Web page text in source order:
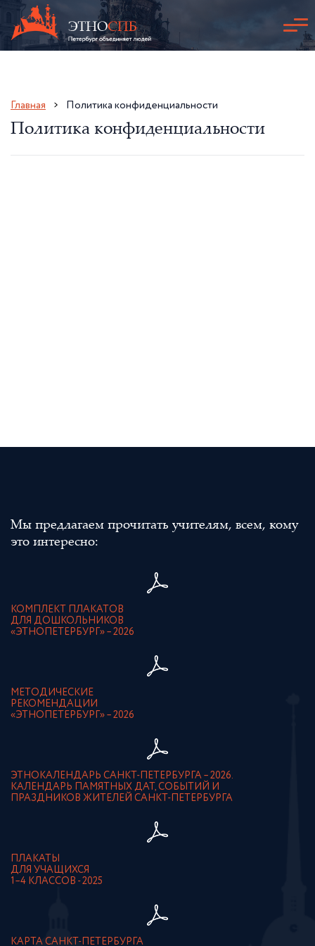
Главная Политика конфиденциальности
Политика конфиденциальности
Мы предлагаем прочитать учителям, всем, кому
это интересно:
КОМПЛЕКТ ПЛАКАТОВ
ДЛЯ ДОШКОЛЬНИКОВ
«ЭТНОПЕТЕРБУРГ» – 2026
МЕТОДИЧЕСКИЕ
РЕКОМЕНДАЦИИ
«ЭТНОПЕТЕРБУРГ» – 2026
ЭТНОКАЛЕНДАРЬ САНКТ-ПЕТЕРБУРГА – 2026.
КАЛЕНДАРЬ ПАМЯТНЫХ ДАТ, СОБЫТИЙ И
ПРАЗДНИКОВ ЖИТЕЛЕЙ САНКТ-ПЕТЕРБУРГА
ПЛАКАТЫ
ДЛЯ УЧАЩИХСЯ
1–4 КЛАССОВ - 2025
КАРТА САНКТ-ПЕТЕРБУРГА